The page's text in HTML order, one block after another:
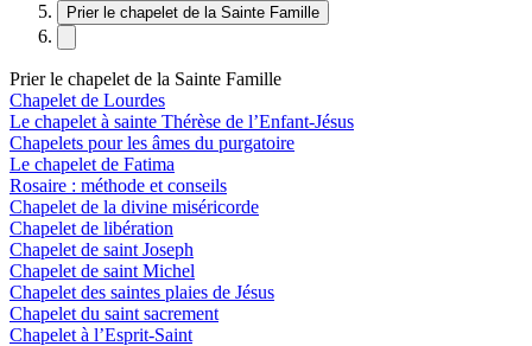
Prier le chapelet de la Sainte Famille
Prier le chapelet de la Sainte Famille
Chapelet de Lourdes
Le chapelet à sainte Thérèse de l’Enfant-Jésus
Chapelets pour les âmes du purgatoire
Le chapelet de Fatima
Rosaire : méthode et conseils
Chapelet de la divine miséricorde
Chapelet de libération
Chapelet de saint Joseph
Chapelet de saint Michel
Chapelet des saintes plaies de Jésus
Chapelet du saint sacrement
Chapelet à l’Esprit-Saint